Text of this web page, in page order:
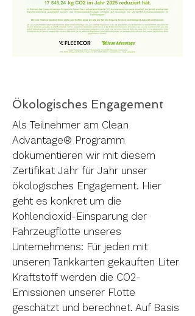
Ökologisches Engagement
Als Teilnehmer am Clean
Advantage® Programm
dokumentieren wir mit diesem
Zertifikat Jahr für Jahr unser
ökologisches Engagement. Hier
geht es konkret um die
Kohlendioxid-Einsparung der
Fahrzeugflotte unseres
Unternehmens: Für jeden mit
unseren Tankkarten gekauften Liter
Kraftstoff werden die CO2-
Emissionen unserer Flotte
geschätzt und berechnet. Auf Basis